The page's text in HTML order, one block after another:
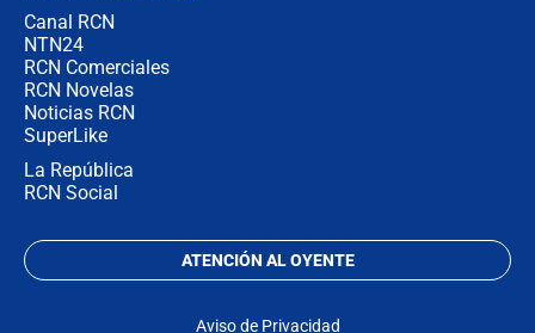
Canal RCN
NTN24
RCN Comerciales
RCN Novelas
Noticias RCN
SuperLike
La República
RCN Social
ATENCIÓN AL OYENTE
Aviso de Privacidad